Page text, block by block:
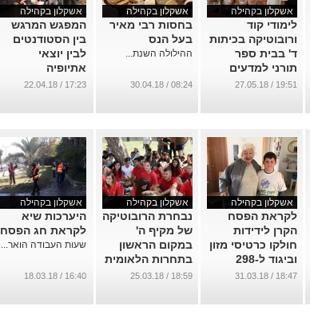
אשקלון בקהילה
לימודי קוד
ורובוטיקה בכיתות
ד' בבית ספר
תורני למדעים
...
19:51 / 27.05.18
אשקלון בקהילה
בחסות רבי מאיר
בעל הנס
ההילולה השנת...
08:24 / 30.04.18
אשקלון בקהילה
המפגש המרגש
בין הסטודנטים
לבין יוצאי
אתיופיה
...
17:23 / 22.04.18
אשקלון בקהילה
לקראת הפסח
הקרן לידידות
חולקו כרטיסי מזון
וביגוד ל-298
משפחות וילדים
כוללת של 64,050
18:47 / 31.03.18
אשקלון בקהילה
נבחרת הרובוטיקה
של מקיף ה'
במקום הראשון
בתחרות הלאומית
...
18:59 / 25.03.18
אשקלון בקהילה
היערכות שיא
לקראת חג הפסח
שעות העבודה הואר...
16:40 / 18.03.18